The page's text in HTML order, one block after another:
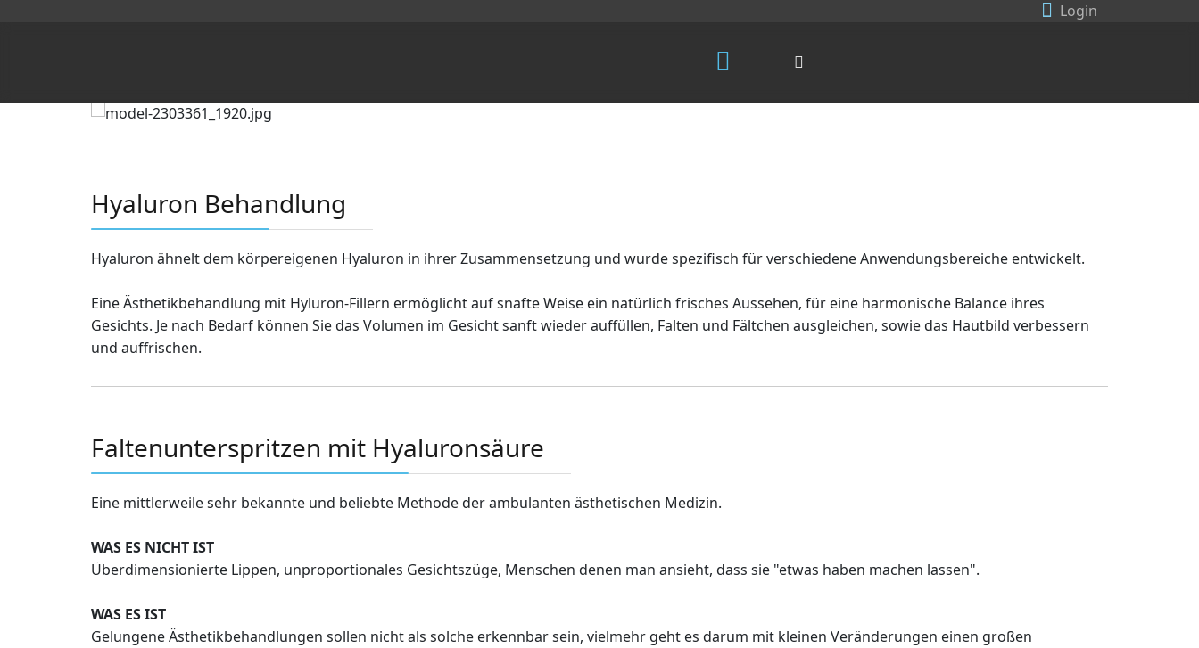
Login
Hyaluron Behandlung
Hyaluron ähnelt dem körpereigenen Hyaluron in ihrer Zusammensetzung und wurde spezifisch für verschiedene Anwendungsbereiche entwickelt.
Eine Ästhetikbehandlung mit Hyluron-Fillern ermöglicht auf snafte Weise ein natürlich frisches Aussehen, für eine harmonische Balance ihres
Gesichts. Je nach Bedarf können Sie das Volumen im Gesicht sanft wieder auffüllen, Falten und Fältchen ausgleichen, sowie das Hautbild verbessern
und auffrischen.
Faltenunterspritzen mit Hyaluronsäure
Eine mittlerweile sehr bekannte und beliebte Methode der ambulanten ästhetischen Medizin.
WAS ES NICHT IST
Überdimensionierte Lippen, unproportionales Gesichtszüge, Menschen denen man ansieht, dass sie "etwas haben machen lassen".
WAS ES IST
Gelungene Ästhetikbehandlungen sollen nicht als solche erkennbar sein, vielmehr geht es darum mit kleinen Veränderungen einen großen